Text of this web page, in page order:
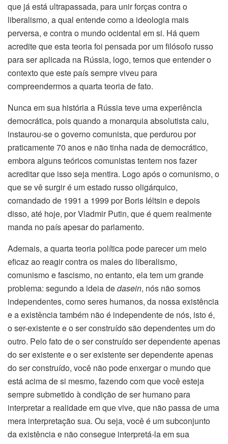
que já está ultrapassada, para unir forças contra o
liberalismo, a qual entende como a ideologia mais
perversa, e contra o mundo ocidental em si. Há quem
acredite que esta teoria foi pensada por um filósofo russo
para ser aplicada na Rússia, logo, temos que entender o
contexto que este país sempre viveu para
compreendermos a quarta teoria de fato.
Nunca em sua história a Rússia teve uma experiência
democrática, pois quando a monarquia absolutista caiu,
instaurou-se o governo comunista, que perdurou por
praticamente 70 anos e não tinha nada de democrático,
embora alguns teóricos comunistas tentem nos fazer
acreditar que isso seja mentira. Logo após o comunismo, o
que se vê surgir é um estado russo oligárquico,
comandado de 1991 a 1999 por Boris Iéltsin e depois
disso, até hoje, por Vladmir Putin, que é quem realmente
manda no país apesar do parlamento.
Ademais, a quarta teoria política pode parecer um meio
eficaz ao reagir contra os males do liberalismo,
comunismo e fascismo, no entanto, ela tem um grande
problema: segundo a ideia dedasein, nós não somos
independentes, como seres humanos, da nossa existência
e a existência também não é independente de nós, isto é,
o ser-existente e o ser construído são dependentes um do
outro. Pelo fato de o ser construído ser dependente apenas
do ser existente e o ser existente ser dependente apenas
do ser construído, você não pode enxergar o mundo que
está acima de si mesmo, fazendo com que você esteja
sempre submetido à condição de ser humano para
interpretar a realidade em que vive, que não passa de uma
mera interpretação sua. Ou seja, você é um subconjunto
da existência e não consegue interpretá-la em sua